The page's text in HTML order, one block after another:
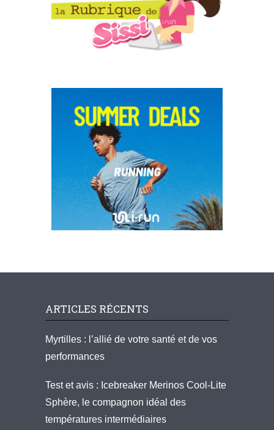
ARTICLES RÉCENTS
Myrtilles : l’allié de votre santé et de vos
performances
Test et avis : Icebreaker Merinos Cool-Lite
Sphère, le compagnon idéal des
températures intermédiaires